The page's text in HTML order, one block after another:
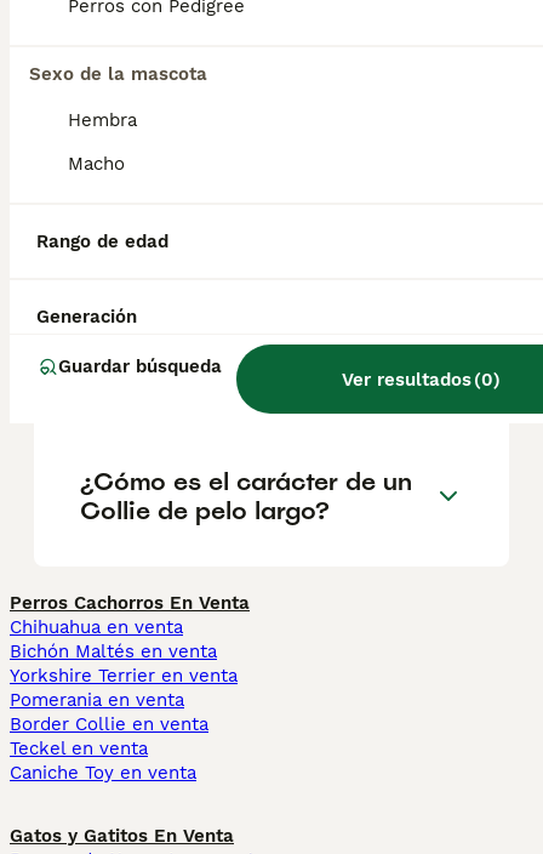
Perros con Pedigree
Sexo de la mascota
Hembra
Macho
Rango de edad
Generación
Guardar búsqueda
Ver resultados(0)
salud y el bienestar de los animales.
de comprometerse siempre es la mejor
¿Cómo se llaman los collies
¿Cuánto cuesta un collie de
¿Cómo es el carácter de un
Collie de pelo largo?
Perros Cachorros En Venta
Chihuahua en venta
Bichón Maltés en venta
Yorkshire Terrier en venta
Pomerania en venta
Border Collie en venta
Teckel en venta
Caniche Toy en venta
Gatos y Gatitos En Venta